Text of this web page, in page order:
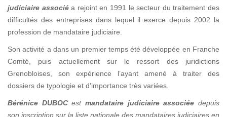
judiciaire associéa rejoint en 1991 le secteur du traitement des
difficultés des entreprises dans lequel il exerce depuis 2002 la
profession de mandataire judiciaire.
Son activité a dans un premier temps été développée en Franche
Comté, puis actuellement sur le ressort des juridictions
Grenobloises, son expérience l’ayant amené à traiter des
dossiers de typologie et d’importance très variées.
Bérénice DUBOCestmandataire judiciaire associée depuis
son inscription sur la liste nationale des mandataires judiciaires en